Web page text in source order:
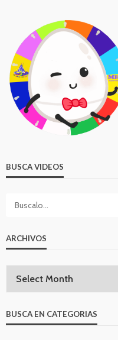
BUSCA VIDEOS
ARCHIVOS
BUSCA EN CATEGORIAS